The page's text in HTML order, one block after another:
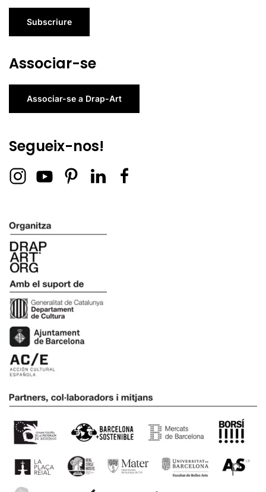
Subscriure
Associar-se
Associar-se a Drap-Art
Segueix-nos!